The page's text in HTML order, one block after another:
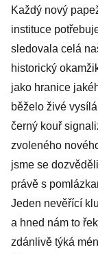
Každý nový
instituce
sledovala celá
historický
jako hranice
běželo živé
černý kouř
zvoleného
jsme se
právě s
Jeden nevěřící
a hned nám to
zdánlivě týká